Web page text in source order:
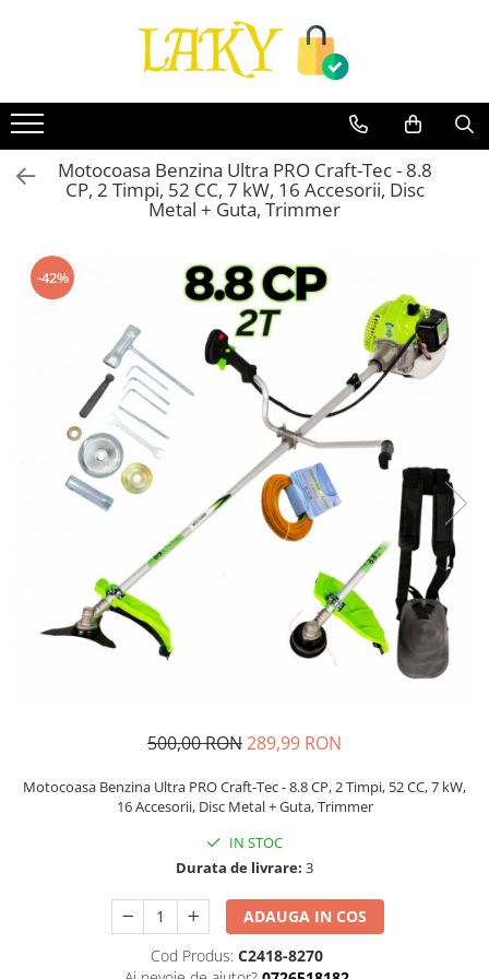
Toate Produsele
Îngrijire personală & Cosmetice
Casă & Grădină
Diverse
Accesorii telefoane & Gadgeturi
TV, Audio-Video & Foto
Gaming & Jucării
Electrocasnice & Electronice
Accesorii auto
Divertisment
Truse, Scule de mana si unelte
Lumea copiilor
Pet Shop
Auto, Moto, Vehicule Electrice
Instalatii luminoase, Brazi Artificiali
de Craciun
Sisteme de supraveghere si
securitate
Motocoasa Benzina Ultra PRO Craft-Tec - 8.8
CP, 2 Timpi, 52 CC, 7 kW, 16 Accesorii, Disc
Metal + Guta, Trimmer
-42%
500,00 RON289,99 RON
Motocoasa Benzina Ultra PRO Craft-Tec - 8.8 CP, 2 Timpi, 52 CC, 7 kW,
16 Accesorii, Disc Metal + Guta, Trimmer
IN STOC
Durata de livrare: 3
ADAUGA IN COS
Cod Produs: C2418-8270